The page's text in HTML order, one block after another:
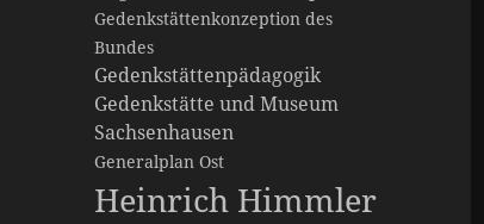
Gedenkstättenkonzeption des
Bundes
Gedenkstättenpädagogik
Gedenkstätte und Museum
Sachsenhausen
Generalplan Ost
Heinrich Himmler